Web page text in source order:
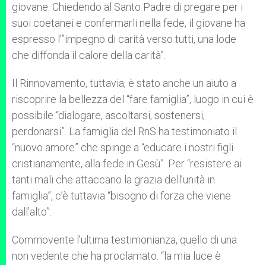
giovane. Chiedendo al Santo Padre di pregare per i
suoi coetanei e confermarli nella fede, il giovane ha
espresso l'”impegno di carità verso tutti, una lode
che diffonda il calore della carità”.
Il Rinnovamento, tuttavia, è stato anche un aiuto a
riscoprire la bellezza del “fare famiglia”, luogo in cui è
possibile “dialogare, ascoltarsi, sostenersi,
perdonarsi”. La famiglia del RnS ha testimoniato il
“nuovo amore” che spinge a “educare i nostri figli
cristianamente, alla fede in Gesù”. Per “resistere ai
tanti mali che attaccano la grazia dell’unità in
famiglia”, c’è tuttavia “bisogno di forza che viene
dall’alto”.
Commovente l’ultima testimonianza, quello di una
non vedente che ha proclamato: “la mia luce è